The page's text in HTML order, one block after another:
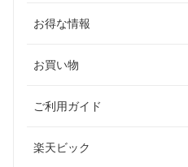
お得な情報
お買い物
ご利用ガイド
楽天ビック